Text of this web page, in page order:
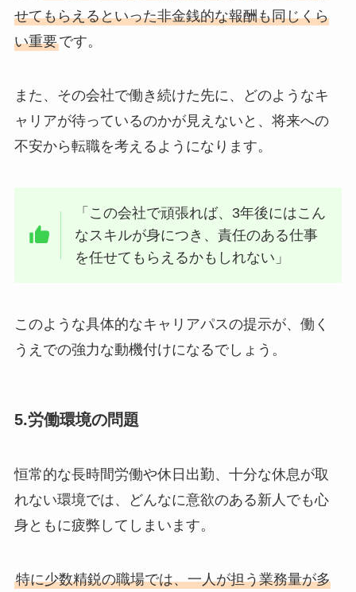
せてもらえるといった非金銭的な報酬も同じくら
い重要です。
また、その会社で働き続けた先に、どのようなキ
ャリアが待っているのかが見えないと、将来への
不安から転職を考えるようになります。
「この会社で頑張れば、3年後にはこん
なスキルが身につき、責任のある仕事
を任せてもらえるかもしれない」
このような具体的なキャリアパスの提示が、働く
うえでの強力な動機付けになるでしょう。
5.労働環境の問題
恒常的な長時間労働や休日出勤、十分な休息が取
れない環境では、どんなに意欲のある新人でも心
身ともに疲弊してしまいます。
特に少数精鋭の職場では、一人が担う業務量が多